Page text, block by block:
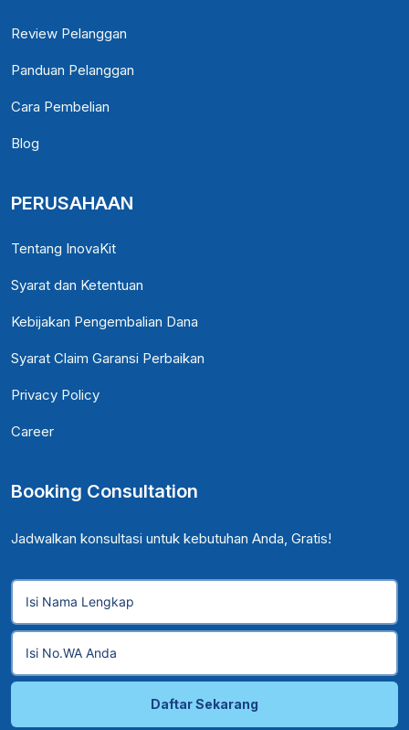
Review Pelanggan
Panduan Pelanggan
Cara Pembelian
Blog
PERUSAHAAN
Tentang InovaKit
Syarat dan Ketentuan
Kebijakan Pengembalian Dana
Syarat Claim Garansi Perbaikan
Privacy Policy
Career
Booking Consultation
Jadwalkan konsultasi untuk kebutuhan Anda, Gratis!
Daftar Sekarang